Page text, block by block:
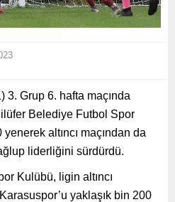
3. Grup 6. hafta maçında
Belediye Futbol Spor
altıncı maçından da
liderliğini sürdürdü.
Kulübü, ligin altıncı
yaklaşık bin 200